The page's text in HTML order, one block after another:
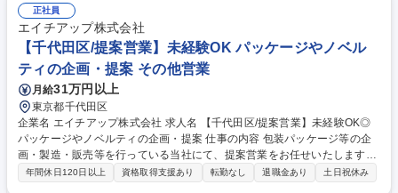
ブ、プロダクトマネジメント等) ■プロジェクトマネジメン(スコープ設
定、KGI/KPI、ロードマップ、タスク管理、リソース要求/管理、PJコミュ
ニケーション等) 募集職種 【マーケティング×BizDev(事業開発)】職種未
経験歓迎/上流マーケティング◎
正社員
エイチアップ株式会社
【千代田区/提案営業】未経験OK パッケージやノベル
ティの企画・提案 その他営業
月給31万円以上
東京都千代田区
企業名 エイチアップ株式会社 求人名 【千代田区/提案営業】未経験OK◎
パッケージやノベルティの企画・提案 仕事の内容 包装パッケージ等の企
画・製造・販売等を行っている当社にて、提案営業をお任せいたします。
お客様の商品の顔となり魅力を引き出すパッケージの領域で、ゼロから商
年間休日120日以上 資格取得支援あり 転勤なし 退職金あり 土日祝休み